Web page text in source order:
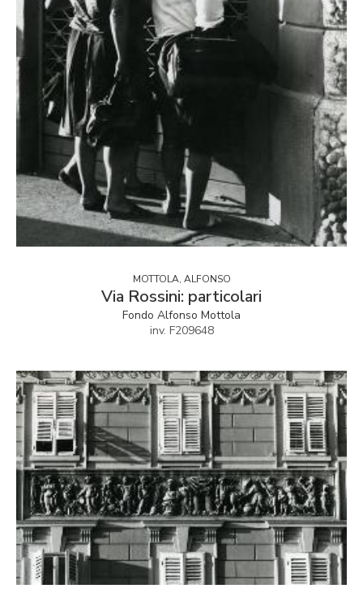
MOTTOLA, ALFONSO
Via Rossini: particolari
Fondo Alfonso Mottola
inv. F209648